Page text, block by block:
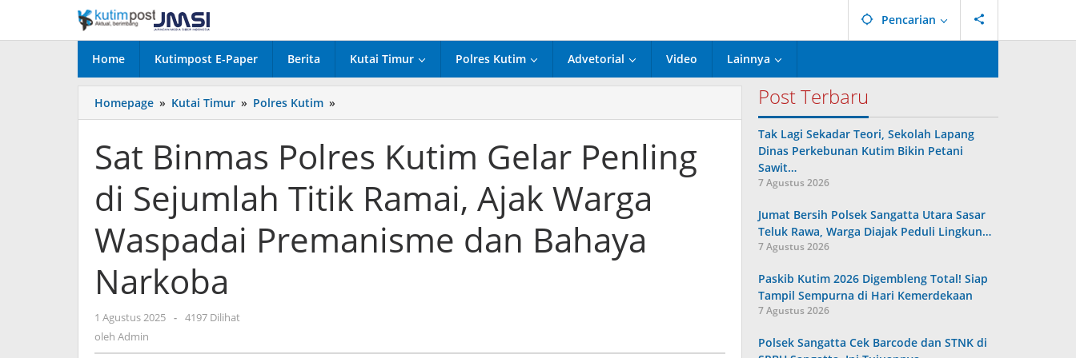
konten
Pencarian
Home Kutimpost E-Paper Berita Kutai Timur Polres Kutim Advetorial Video Lainnya
Homepage » Kutai Timur » Polres Kutim »
Binmas
Kutim
Gelar
Penling
di
Titik
Ramai,
Bahaya
Sat Binmas Polres Kutim Gelar Penling
di Sejumlah Titik Ramai, Ajak Warga
Waspadai Premanisme dan Bahaya
Narkoba
1 Agustus 2025 oleh
- 4197 Dilihat
oleh Admin
Post Terbaru
Tak Lagi Sekadar Teori, Sekolah Lapang
Dinas Perkebunan Kutim Bikin Petani
Sawit…
7 Agustus 2026
Jumat Bersih Polsek Sangatta Utara Sasar
Teluk Rawa, Warga Diajak Peduli Lingkun…
7 Agustus 2026
Paskib Kutim 2026 Digembleng Total! Siap
Tampil Sempurna di Hari Kemerdekaan
7 Agustus 2026
Polsek Sangatta Cek Barcode dan STNK di